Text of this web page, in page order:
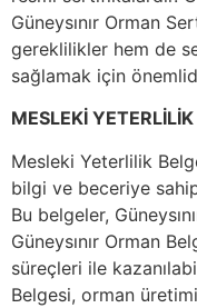
Güneysınır Orman
gereklilikler hem de
sağlamak için
MESLEKİ
Mesleki Yeterlilik
bilgi ve beceriye
Bu belgeler,
Güneysınır Orman
süreçleri ile
Belgesi, orman